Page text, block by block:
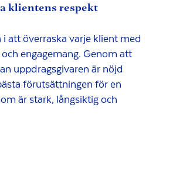
klientens respekt
i att överraska varje klient med
engagemang. Genom att
uppdragsgivaren är nöjd
förutsättningen för en
är stark, långsiktig och